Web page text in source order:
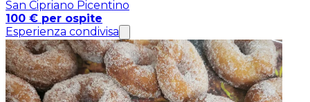
San Cipriano Picentino
100 € per ospite
Esperienza condivisa